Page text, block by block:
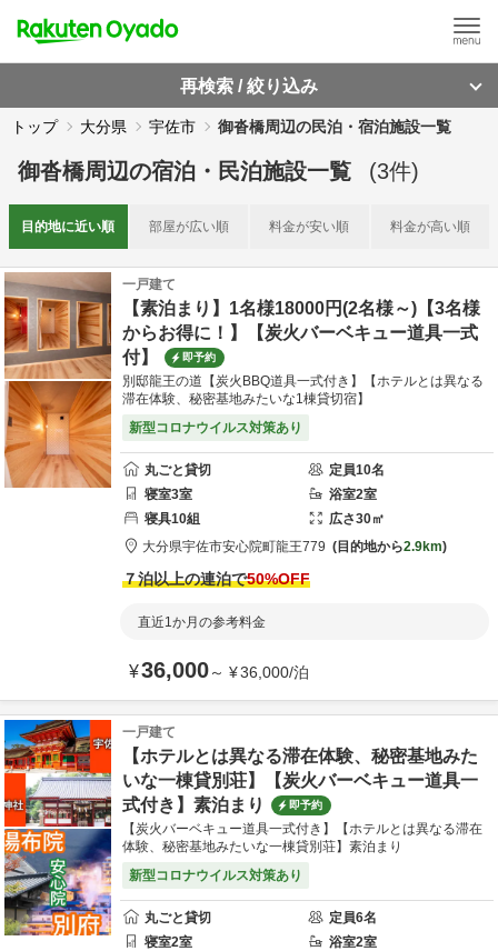
再検索 / 絞り込み
トップ 大分県 宇佐市 御沓橋周辺の民泊・宿泊施設一覧
御沓橋周辺の宿泊・民泊施設一覧 (3件)
目的地に近い順 部屋が広い順 料金が安い順 料金が高い順
一戸建て
【素泊まり】1名様18000円(2名様～)【3名様
からお得に！】【炭火バーベキュー道具一式
付】
即予約
別邸龍王の道【炭火BBQ道具一式付き】【ホテルとは異なる
滞在体験、秘密基地みたいな1棟貸切宿】
新型コロナウイルス対策あり
丸ごと貸切 定員10名
寝室3室 浴室2室
寝具10組 広さ30㎡
大分県宇佐市安心院町龍王779 目的地から2.9km
７泊以上の連泊で50%OFF
直近1か月の参考料金
¥36,000～ ¥36,000/泊
一戸建て
【ホテルとは異なる滞在体験、秘密基地みた
いな一棟貸別荘】【炭火バーベキュー道具一
式付き】素泊まり
即予約
【炭火バーベキュー道具一式付き】【ホテルとは異なる滞在
体験、秘密基地みたいな一棟貸別荘】素泊まり
新型コロナウイルス対策あり
丸ごと貸切 定員6名
寝室2室 浴室2室